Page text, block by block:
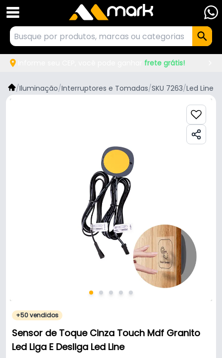
frete grátis!
/Iluminação/Interruptores e Tomadas/SKU 7263/Led Line
+50 vendidos
Sensor de Toque Cinza Touch Mdf Granito
Led Liga E Desliga Led Line